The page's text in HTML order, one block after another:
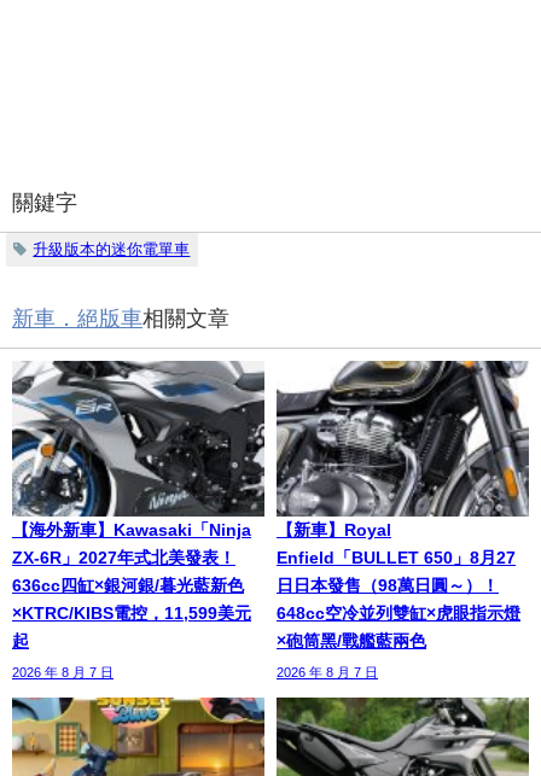
關鍵字
升級版本的迷你電單車
新車．絕版車相關文章
【海外新車】Kawasaki「Ninja
ZX-6R」2027年式北美發表！
636cc四缸×銀河銀/暮光藍新色
×KTRC/KIBS電控，11,599美元
起
2026 年 8 月 7 日
【新車】Royal
Enfield「BULLET 650」8月27
日日本發售（98萬日圓～）！
648cc空冷並列雙缸×虎眼指示燈
×砲筒黑/戰艦藍兩色
2026 年 8 月 7 日